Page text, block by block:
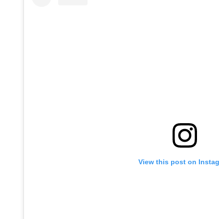
View this post on